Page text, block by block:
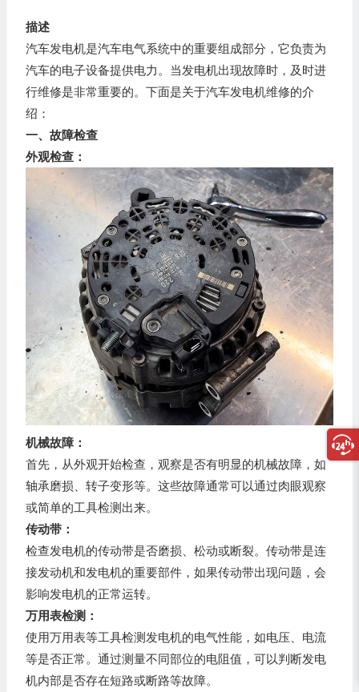
描述
汽车发电机是汽车电气系统中的重要组成部分，它负责为
汽车的电子设备提供电力。当发电机出现故障时，及时进
行维修是非常重要的。下面是关于汽车发电机维修的介
绍：
一、故障检查
外观检查：
机械故障：
首先，从外观开始检查，观察是否有明显的机械故障，如
轴承磨损、转子变形等。这些故障通常可以通过肉眼观察
或简单的工具检测出来。
传动带：
检查发电机的传动带是否磨损、松动或断裂。传动带是连
接发动机和发电机的重要部件，如果传动带出现问题，会
影响发电机的正常运转。
万用表检测：
使用万用表等工具检测发电机的电气性能，如电压、电流
等是否正常。通过测量不同部位的电阻值，可以判断发电
机内部是否存在短路或断路等故障。